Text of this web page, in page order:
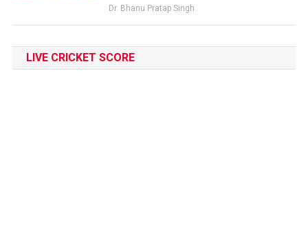
Dr. Bhanu Pratap Singh
LIVE CRICKET SCORE